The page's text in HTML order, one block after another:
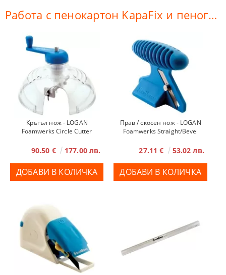
Работа с пенокартон KapaFix и пеногума
Кръгъл нож - LOGAN
Foamwerks Circle Cutter
90.50 € 177.00 лв.
Прав / скосен нож - LOGAN
Foamwerks Straight/Bevel
27.11 € 53.02 лв.